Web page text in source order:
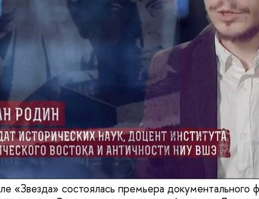
«Звезда» состоялась премьера документального